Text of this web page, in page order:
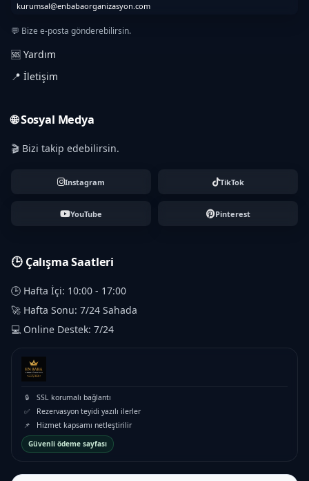
kurumsal@enbabaorganizasyon.com
💬 Bize e-posta gönderebilirsin.
🆘 Yardım
📍 İletişim
🌐 Sosyal Medya
🎬 Bizi takip edebilirsin.
Instagram TikTok
YouTube Pinterest
🕒 Çalışma Saatleri
🕒 Hafta İçi: 10:00 - 17:00
🚀 Hafta Sonu: 7/24 Sahada
💻 Online Destek: 7/24
🔒
SSL korumalı bağlantı
✅
Rezervasyon teyidi yazılı ilerler
📌
Hizmet kapsamı netleştirilir
Güvenli ödeme sayfası